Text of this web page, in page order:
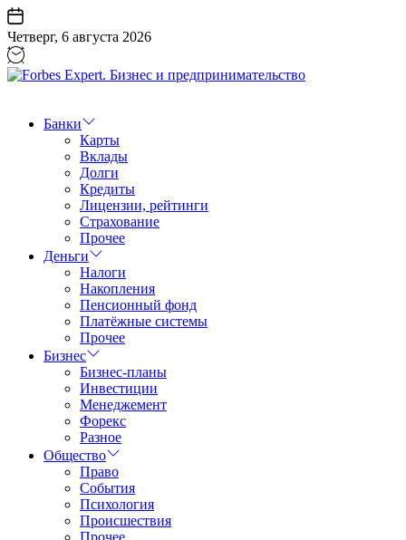
Перейти
к
содержанию
Четверг, 6 августа 2026
Бизнес
предпринимательство
Банки
Карты
Вклады
Долги
Кредиты
Лицензии, рейтинги
Страхование
Прочее
Деньги
Налоги
Накопления
Пенсионный фонд
Платёжные системы
Прочее
Бизнес
Бизнес-планы
Инвестиции
Менеджемент
Форекс
Разное
Общество
Право
События
Психология
Происшествия
Прочее